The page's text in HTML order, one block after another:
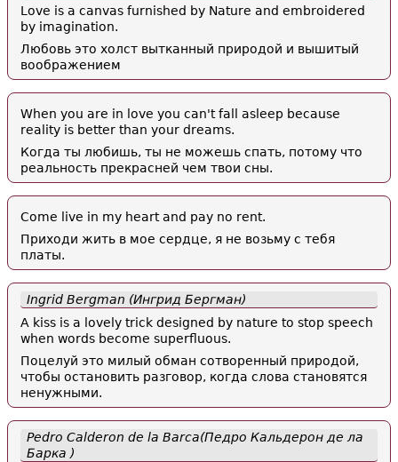
Love is a canvas furnished by Nature and embroidered
by imagination.
Любовь это холст вытканный природой и вышитый
воображением
When you are in love you can't fall asleep because
reality is better than your dreams.
Когда ты любишь, ты не можешь спать, потому что
реальность прекрасней чем твои сны.
Come live in my heart and pay no rent.
Приходи жить в мое сердце, я не возьму с тебя
платы.
Ingrid Bergman (Ингрид Бергман)
A kiss is a lovely trick designed by nature to stop speech
when words become superfluous.
Поцелуй это милый обман сотворенный природой,
чтобы остановить разговор, когда слова становятся
ненужными.
Pedro Calderon de la Barca(Педро Кальдерон де ла
Барка )